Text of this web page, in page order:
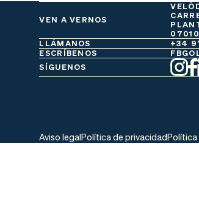
VEN A VERNOS
LLÁMANOS
+34
ESCRÍBENOS
SÍGUENOS
Aviso legalPolítica de privacidadPolítica